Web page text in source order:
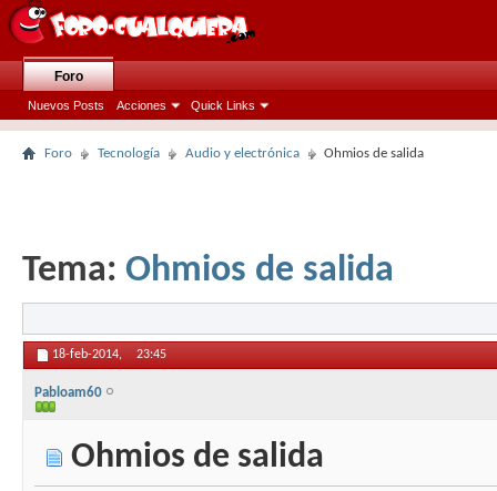
Foro
Nuevos Posts Acciones Quick Links
Foro Tecnología Audio y electrónica Ohmios de salida
Tema: Ohmios de salida
18-feb-2014, 23:45
Pabloam60
Ohmios de salida